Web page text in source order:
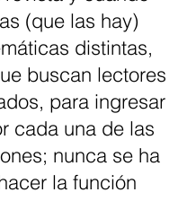
(que las hay)
distintas,
buscan lectores
para ingresar
cada una de las
nunca se ha
la función